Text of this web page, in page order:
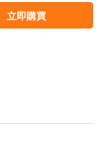
立即購買